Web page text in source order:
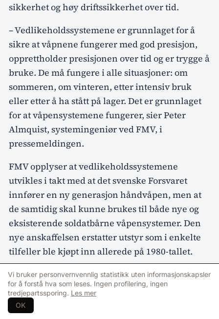
sikkerhet og høy driftssikkerhet over tid.
– Vedlikeholdssystemene er grunnlaget for å
sikre at våpnene fungerer med god presisjon,
opprettholder presisjonen over tid og er trygge å
bruke. De må fungere i alle situasjoner: om
sommeren, om vinteren, etter intensiv bruk
eller etter å ha stått på lager. Det er grunnlaget
for at våpensystemene fungerer, sier Peter
Almquist, systemingeniør ved FMV, i
pressemeldingen.
FMV opplyser at vedlikeholdssystemene
utvikles i takt med at det svenske Forsvaret
innfører en ny generasjon håndvåpen, men at
de samtidig skal kunne brukes til både nye og
eksisterende soldatbårne våpensystemer. Den
nye anskaffelsen erstatter utstyr som i enkelte
tilfeller ble kjøpt inn allerede på 1980-tallet.
– Tidligere har vi brukt eldre utstyr. Nå får vi
moderne børster og rengjeringsverktøy som
fungerer bedre, varer lenger og rengjør bedre.
Vi bruker personvernvennlig statistikk uten informasjonskapsler
for å forstå hva som leses. Ingen profilering, ingen
tredjepartssporing. Les mer
OK